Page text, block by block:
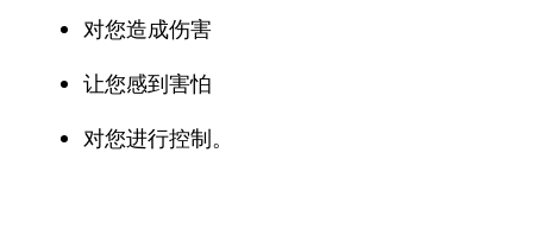
对您造成伤害
让您感到害怕
对您进行控制。